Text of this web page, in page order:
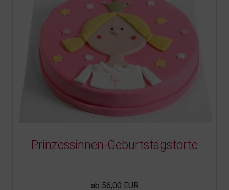
Prinzessinnen-Geburtstagstorte
ab 56,00 EUR